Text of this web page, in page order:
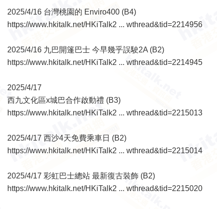
2025/4/16 台灣桃園的 Enviro400 (B4)
https://www.hkitalk.net/HKiTalk2 ... wthread&tid=2214956
2025/4/16 九巴開篷巴士 今早幾乎誤駛2A (B2)
https://www.hkitalk.net/HKiTalk2 ... wthread&tid=2214945
2025/4/17
西九文化區x城巴合作啟動禮 (B3)
https://www.hkitalk.net/HKiTalk2 ... wthread&tid=2215013
2025/4/17 西沙4天免費乘車日 (B2)
https://www.hkitalk.net/HKiTalk2 ... wthread&tid=2215014
2025/4/17 彩虹巴士總站 最新復古裝飾 (B2)
https://www.hkitalk.net/HKiTalk2 ... wthread&tid=2215020